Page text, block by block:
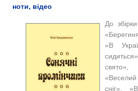
ноти, відео
До
«В
свято»,
сніг»,